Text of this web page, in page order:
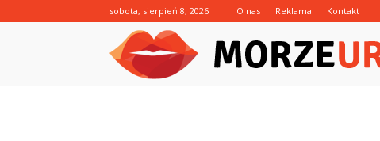
sobota, sierpień 8, 2026 O nas Reklama Kontakt